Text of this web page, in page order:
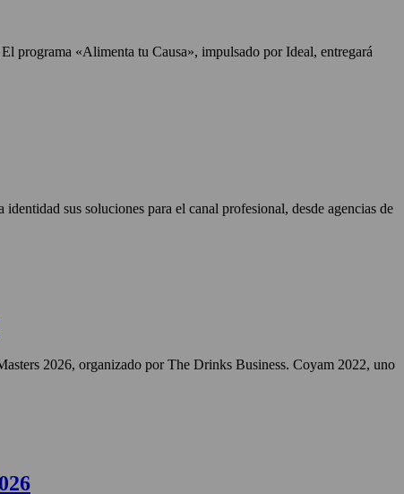
programa «Alimenta tu Causa», impulsado por Ideal, entregará
sus soluciones para el canal profesional, desde agencias de
2026, organizado por The Drinks Business. Coyam 2022, uno